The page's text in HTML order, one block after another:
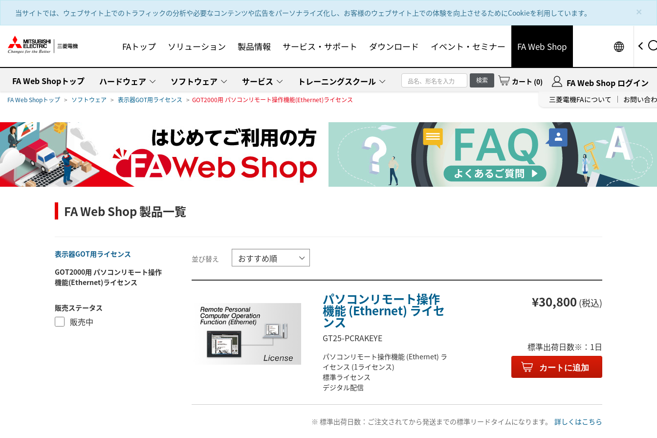
×
当サイトでは、ウェブサイト上でのトラフィックの分析や必要なコンテンツや広告をパーソナライズ化し、お客様のウェブサイト上での体験を向上させるためにCookieを利用しています。
FAトップ ソリューション 製品情報 サービス・サポート ダウンロード イベント・セミナー FA Web Shop
三菱電機FAについて お問い合
FA Web Shopトップ ハードウェア ソフトウェア サービス トレーニングスクール 検索 カート (0) FA Web Shop ログイン
FA Web Shopトップ ソフトウェア 表示器GOT用ライセンス GOT2000用 パソコンリモート操作機能(Ethernet)ライセンス
FA Web Shop 製品一覧
表示器GOT用ライセンス
GOT2000用 パソコンリモート操作
機能(Ethernet)ライセンス
販売ステータス
販売中
並び替え
パソコンリモート操作
機能 (Ethernet) ライセ
ンス
GT25-PCRAKEYE
パソコンリモート操作機能 (Ethernet) ラ
イセンス (1ライセンス)
標準ライセンス
デジタル配信
¥30,800 (税込)
標準出荷日数※：1日
カートに追加
※ 標準出荷日数：ご注文されてから発送までの標準リードタイムになります。 詳しくはこちら